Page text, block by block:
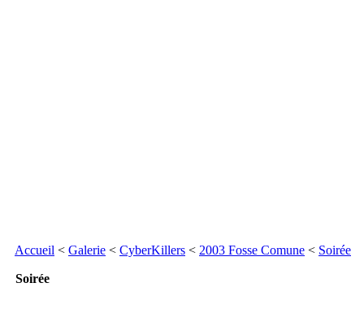
Accueil < Galerie < CyberKillers < 2003 Fosse Comune < Soirée
Soirée